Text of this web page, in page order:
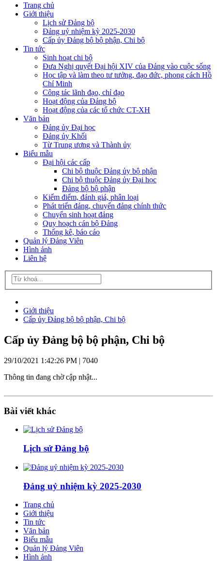
Trang chủ
Giới thiệu
Lịch sử Đảng bộ
Đảng uỷ nhiệm kỳ 2025-2030
Cấp ủy Đảng bộ bộ phận, Chi bộ
Tin tức
Sinh hoạt chi bộ
Đưa Nghị quyết Đại hội XIV của Đảng vào cuộc sống
Học tập và làm theo tư tưởng, đạo đức, phong cách Hồ
Chí Minh
Công tác lãnh đạo, chỉ đạo
Hoạt động của Đảng bộ
Hoạt động của các tổ chức CT-XH
Văn bản
Đảng ủy Đại học
Đảng ủy Khối
Từ Trung ương và Thành ủy
Biểu mẫu
Đại hội các cấp
Chi bộ thuộc Đảng ủy bộ phận
Chi bộ thuộc Đảng ủy Đại học
Đảng bộ bộ phận
Kiểm điểm, đánh giá, phân loại
Phát triển đảng, chuyển đảng chính thức
Chuyển sinh hoạt đảng
Quy hoạch cán bộ Đảng
Thống kê, báo cáo
Quản lý Đảng Viên
Hình ảnh
Liên hệ
Giới thiệu
Cấp ủy Đảng bộ bộ phận, Chi bộ
Cấp ủy Đảng bộ bộ phận, Chi bộ
29/10/2021 1:42:26 PM | 7040
Thông tin đang chờ cập nhật...
Bài viết khác
Lịch sử Đảng bộ
Đảng uỷ nhiệm kỳ 2025-2030
Trang chủ
Giới thiệu
Tin tức
Văn bản
Biểu mẫu
Quản lý Đảng Viên
Hình ảnh